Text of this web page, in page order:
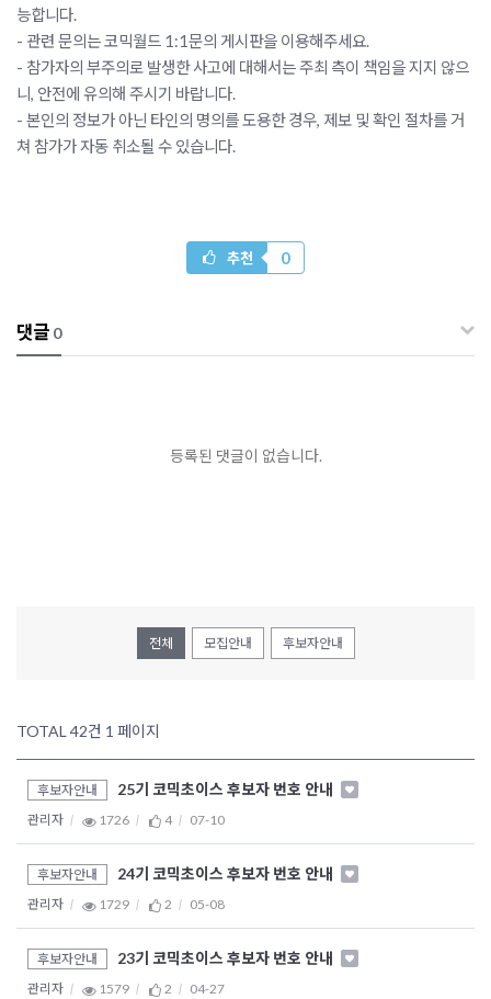
능합니다.
- 관련 문의는 코믹월드 1:1문의 게시판을 이용해주세요.
- 참가자의 부주의로 발생한 사고에 대해서는 주최 측이 책임을 지지 않으
니, 안전에 유의해 주시기 바랍니다.
- 본인의 정보가 아닌 타인의 명의를 도용한 경우, 제보 및 확인 절차를 거
쳐 참가가 자동 취소될 수 있습니다.
추천 0
댓글 0
등록된 댓글이 없습니다.
전체 모집안내 후보자안내
TOTAL 42건 1 페이지
후보자안내 25기 코믹초이스 후보자 번호 안내
관리자 1726 4 07-10
후보자안내 24기 코믹초이스 후보자 번호 안내
관리자 1729 2 05-08
후보자안내 23기 코믹초이스 후보자 번호 안내
관리자 1579 2 04-27